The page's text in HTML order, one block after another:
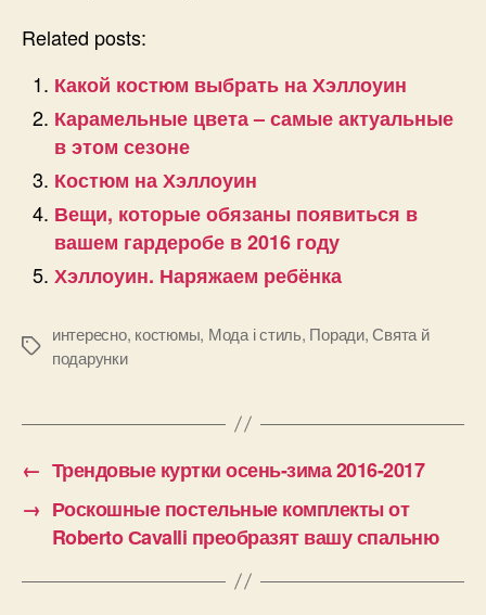
Related posts:
Какой костюм выбрать на Хэллоуин
Карамельные цвета – самые актуальные
в этом сезоне
Костюм на Хэллоуин
Вещи, которые обязаны появиться в
вашем гардеробе в 2016 году
Хэллоуин. Наряжаем ребёнка
Позначки
интересно, костюмы, Мода і стиль, Поради,Свята й
подарунки
← Трендовые куртки осень-зима 2016-2017
→ Роскошные постельные комплекты от
Roberto Сavalli преобразят вашу спальню